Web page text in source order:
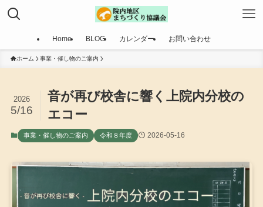
Home BLOG カレンダー お問い合わせ
ホーム 事業・催し物のご案内
音が再び校舎に響く上院内分校の
エコー
2026
5/16
事業・催し物のご案内 令和８年度 2026-05-16